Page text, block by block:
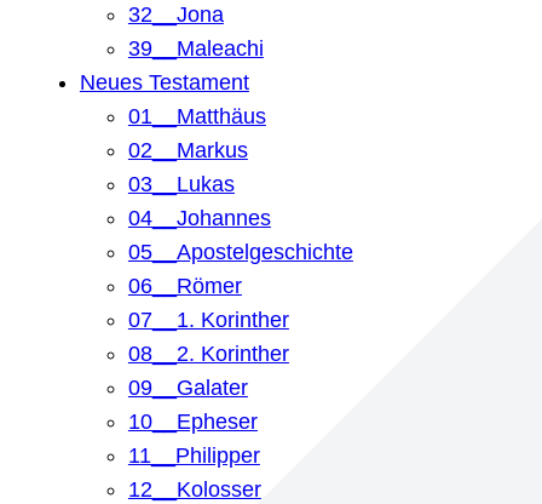
32__Jona
39__Maleachi
Neues Testament
01__Matthäus
02__Markus
03__Lukas
04__Johannes
05__Apostelgeschichte
06__Römer
07__1. Korinther
08__2. Korinther
09__Galater
10__Epheser
11__Philipper
12__Kolosser